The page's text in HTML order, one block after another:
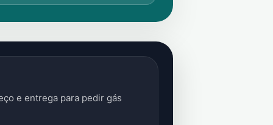
e entrega para pedir gás